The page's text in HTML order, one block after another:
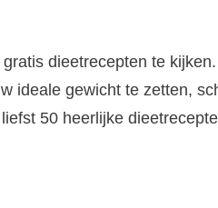
dieetrecepten te
ideale gewicht te zetten,
50 heerlijke